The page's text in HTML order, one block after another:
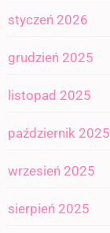
styczeń 2026
grudzień 2025
listopad 2025
październik 2025
wrzesień 2025
sierpień 2025